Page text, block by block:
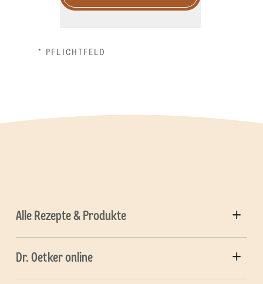
* PFLICHTFELD
Alle Rezepte & Produkte
Dr. Oetker online